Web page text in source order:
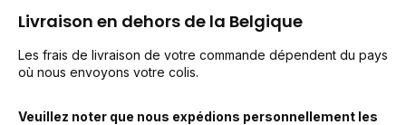
Livraison en dehors de la Belgique
Les frais de livraison de votre commande dépendent du pays
où nous envoyons votre colis.
Veuillez noter que nous expédions personnellement les